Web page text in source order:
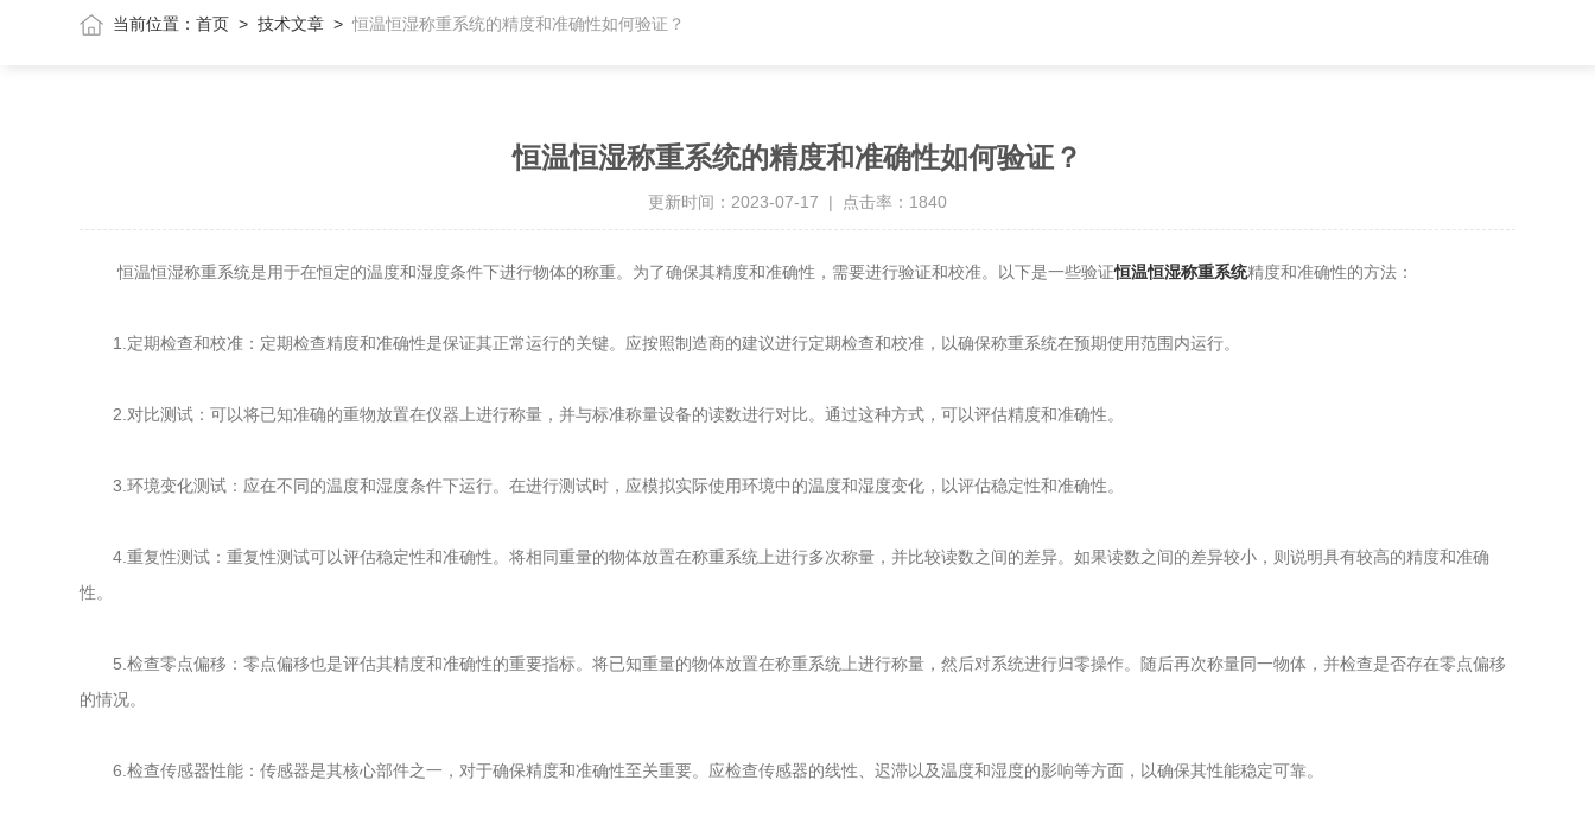
当前位置：首页 >技术文章 >恒温恒湿称重系统的精度和准确性如何验证？
恒温恒湿称重系统的精度和准确性如何验证？
更新时间：2023-07-17 | 点击率：1840
恒温恒湿称重系统是用于在恒定的温度和湿度条件下进行物体的称重。为了确保其精度和准确性，需要进行验证和校准。以下是一些验证恒温恒湿称重系统精度和准确性的方法：
1.定期检查和校准：定期检查精度和准确性是保证其正常运行的关键。应按照制造商的建议进行定期检查和校准，以确保称重系统在预期使用范围内运行。
2.对比测试：可以将已知准确的重物放置在仪器上进行称量，并与标准称量设备的读数进行对比。通过这种方式，可以评估精度和准确性。
3.环境变化测试：应在不同的温度和湿度条件下运行。在进行测试时，应模拟实际使用环境中的温度和湿度变化，以评估稳定性和准确性。
4.重复性测试：重复性测试可以评估稳定性和准确性。将相同重量的物体放置在称重系统上进行多次称量，并比较读数之间的差异。如果读数之间的差异较小，则说明具有较高的精度和准确
性。
5.检查零点偏移：零点偏移也是评估其精度和准确性的重要指标。将已知重量的物体放置在称重系统上进行称量，然后对系统进行归零操作。随后再次称量同一物体，并检查是否存在零点偏移
的情况。
6.检查传感器性能：传感器是其核心部件之一，对于确保精度和准确性至关重要。应检查传感器的线性、迟滞以及温度和湿度的影响等方面，以确保其性能稳定可靠。